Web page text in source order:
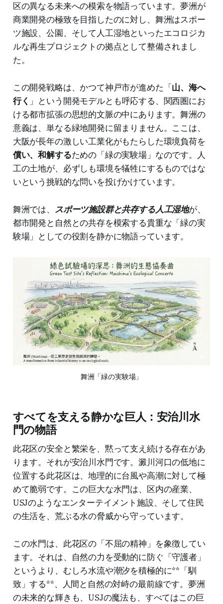
区の異なる未来への模索を物語っています。夢洲が
商業開発の極致を目指したのに対し、舞洲はスポー
ツ施設、公園、そして人工湿地といったエコロジカ
ルな再生プロジェクトの拠点として整備されまし
た。
この開発戦略は、かつて神戸市が進めた「山、海へ
行く 」という開発モデルとも呼応する、関西圏にお
ける都市拡張の思想的文脈の中にあります。舞洲の
意義は、単なる緑地開発に留まりません。ここは、
大阪が長年の激しい工業化がもたらした環境負荷を
償い、和解するための「緑の実験場」なのです。人
工の土地が、必ずしも環境を犠牲にするものではな
いという挑戦的な問いを投げかけています。
舞洲では、 スポーツ施設群と共存する人工湿地が、
都市開発と自然との共存を模索する貴重な「緑の実
験場」としての役割を静かに物語っています。
舞洲「緑の実験場」
すべてを支える静かな巨人：安治川水
門の物語
此花区の安全と繁栄を、黙って支え続ける存在があ
ります。それが安治川水門です。澱川河口の低地に
位置する此花区は、地理的に台風や高潮に対して極
めて脆弱です。この巨大な水門は、区内の産業、
USJのようなエンターテイメント施設、そして住民
の生活を、荒ぶる水の脅威から守っています。
この水門は、此花区の「不屈の精神」を象徴してい
ます。それは、自然の力を受動的に防ぐ「守護者」
というより、むしろ水流や潮汐を積極的に**「馴
致」する**、人間と自然の対峙の最前線です。夢洲
の未来的な輝きも、USJの魔法も、すべてはこの巨